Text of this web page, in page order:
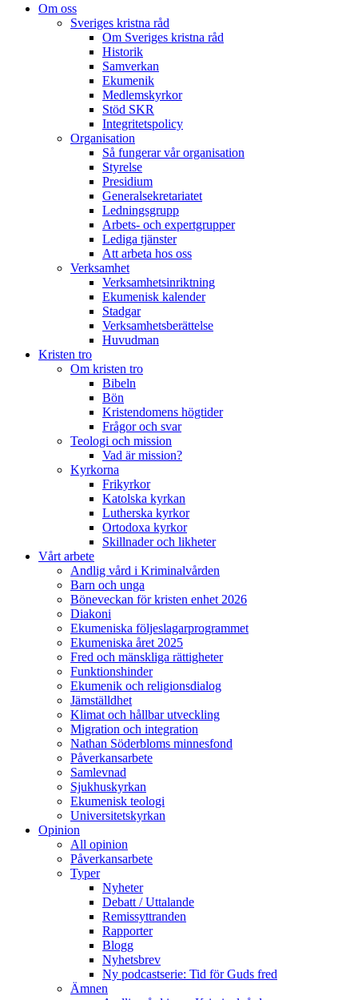
Om oss
Sveriges kristna råd
Om Sveriges kristna råd
Historik
Samverkan
Ekumenik
Medlemskyrkor
Stöd SKR
Integritetspolicy
Organisation
Så fungerar vår organisation
Styrelse
Presidium
Generalsekretariatet
Ledningsgrupp
Arbets- och expertgrupper
Lediga tjänster
Att arbeta hos oss
Verksamhet
Verksamhetsinriktning
Ekumenisk kalender
Stadgar
Verksamhetsberättelse
Huvudman
Kristen tro
Om kristen tro
Bibeln
Bön
Kristendomens högtider
Frågor och svar
Teologi och mission
Vad är mission?
Kyrkorna
Frikyrkor
Katolska kyrkan
Lutherska kyrkor
Ortodoxa kyrkor
Skillnader och likheter
Vårt arbete
Andlig vård i Kriminalvården
Barn och unga
Böneveckan för kristen enhet 2026
Diakoni
Ekumeniska följeslagarprogrammet
Ekumeniska året 2025
Fred och mänskliga rättigheter
Funktionshinder
Ekumenik och religionsdialog
Jämställdhet
Klimat och hållbar utveckling
Migration och integration
Nathan Söderbloms minnesfond
Påverkansarbete
Samlevnad
Sjukhuskyrkan
Ekumenisk teologi
Universitetskyrkan
Opinion
All opinion
Påverkansarbete
Typer
Nyheter
Debatt / Uttalande
Remissyttranden
Rapporter
Blogg
Nyhetsbrev
Ny podcastserie: Tid för Guds fred
Ämnen